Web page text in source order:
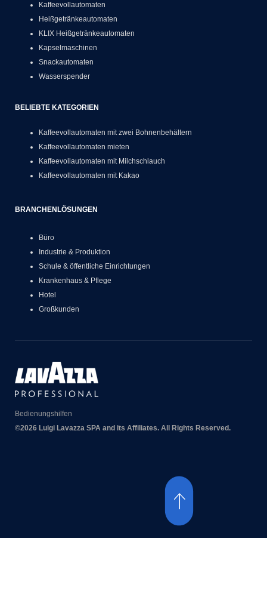
Kaffeevollautomaten
Heißgetränkeautomaten
KLIX Heißgetränkeautomaten
Kapselmaschinen
Snackautomaten
Wasserspender
BELIEBTE KATEGORIEN
Kaffeevollautomaten mit zwei Bohnenbehältern
Kaffeevollautomaten mieten
Kaffeevollautomaten mit Milchschlauch
Kaffeevollautomaten mit Kakao
BRANCHENLÖSUNGEN
Büro
Industrie & Produktion
Schule & öffentliche Einrichtungen
Krankenhaus & Pflege
Hotel
Großkunden
Bedienungshilfen
©2026 Luigi Lavazza SPA and its Affiliates. All Rights Reserved.